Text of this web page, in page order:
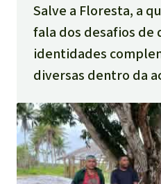
Salve a Floresta, a
fala dos desafios de
identidades
diversas dentro da